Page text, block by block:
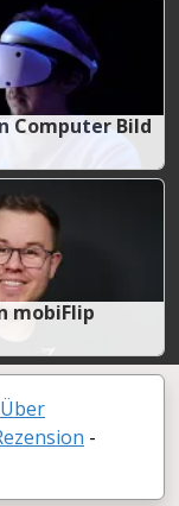
Computer Bild
mobiFlip
Über
-